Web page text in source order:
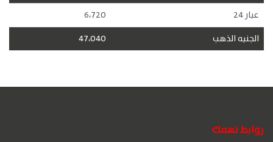
عيار 24
6،720
الجنيه الذهب
47،040
روابط تهمك